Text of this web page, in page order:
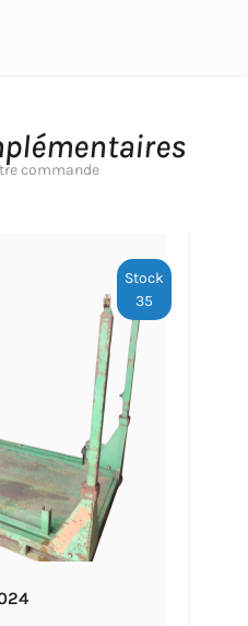
commande
Stock
35